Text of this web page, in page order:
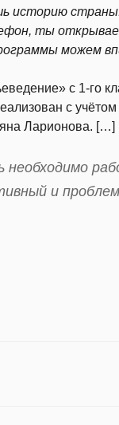
историю
ты
можем
с 1-го
с
Ларионова. […]
необходимо
и